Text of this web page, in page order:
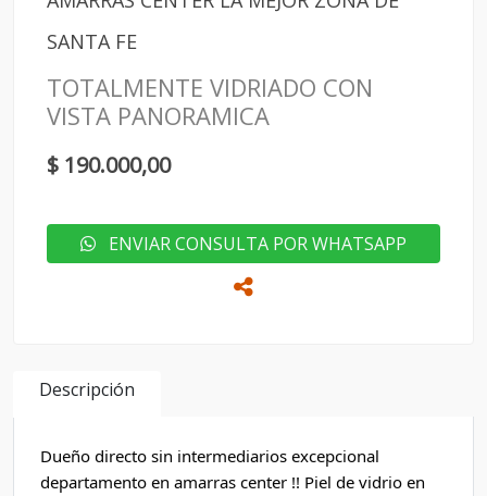
SANTA FE
TOTALMENTE VIDRIADO CON
VISTA PANORAMICA
$ 190.000,00
ENVIAR CONSULTA POR WHATSAPP
Descripción
Dueño directo sin intermediarios excepcional
departamento en amarras center !! Piel de vidrio en